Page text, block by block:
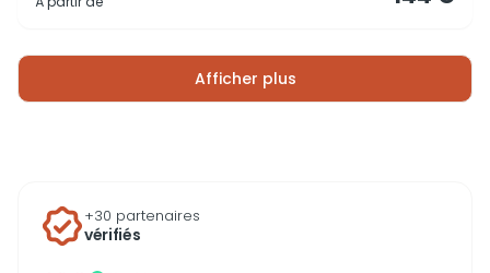
Afficher plus
+30 partenaires
vérifiés